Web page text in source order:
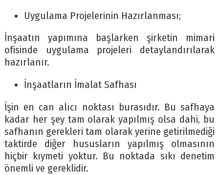
Uygulama Projelerinin Hazırlanması;
İnşaatın yapımına başlarken şirketin mimari
ofisinde uygulama projeleri detaylandırılarak
hazırlanır.
İnşaatların İmalat Safhası
İşin en can alıcı noktası burasıdır. Bu safhaya
kadar her şey tam olarak yapılmış olsa dahi, bu
safhanın gerekleri tam olarak yerine getirilmediği
taktirde diğer hususların yapılmış olmasının
hiçbir kıymeti yoktur. Bu noktada sıkı denetim
önemli ve gereklidir.